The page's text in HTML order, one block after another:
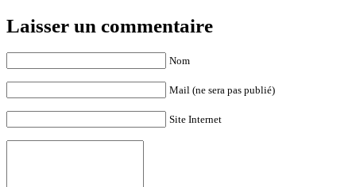
Laisser un commentaire
Nom
Mail (ne sera pas publié)
Site Internet